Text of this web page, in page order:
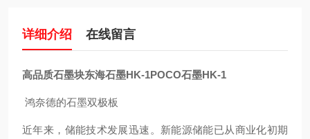
详细介绍 在线留言
高品质石墨块东海石墨HK-1POCO石墨HK-1
鸿奈德的石墨双极板
近年来，储能技术发展迅速。新能源储能已从商业化初期